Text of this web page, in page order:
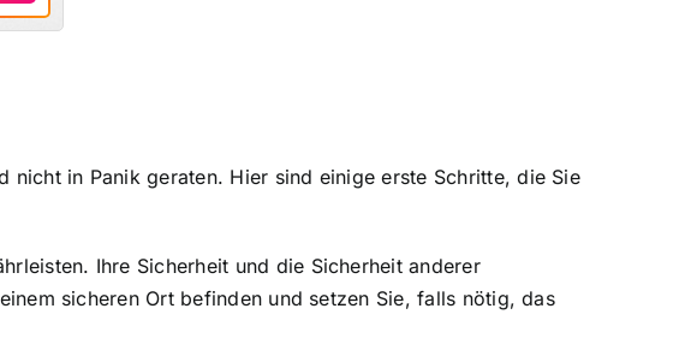
nicht in Panik geraten. Hier sind einige erste Schritte, die Sie
Ihre Sicherheit und die Sicherheit anderer
sicheren Ort befinden und setzen Sie, falls nötig, das